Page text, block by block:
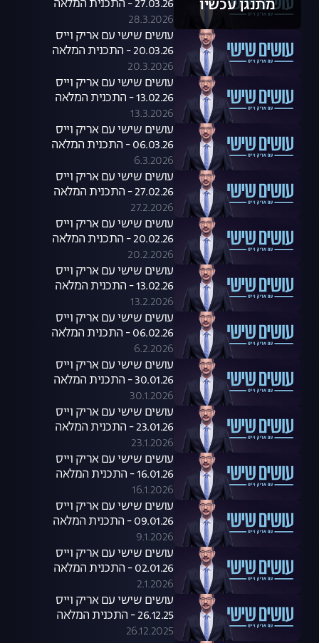
מתנגן עכשיו
27.03.26 - התכנית המלאה
28.3.2026
עושים שישי עם אריק וייס
20.03.26 - התכנית המלאה
20.3.2026
עושים שישי עם אריק וייס
13.02.26 - התכנית המלאה
13.3.2026
עושים שישי עם אריק וייס
06.03.26 - התכנית המלאה
6.3.2026
עושים שישי עם אריק וייס
27.02.26 - התכנית המלאה
27.2.2026
עושים שישי עם אריק וייס
20.02.26 - התכנית המלאה
20.2.2026
עושים שישי עם אריק וייס
13.02.26 - התכנית המלאה
13.2.2026
עושים שישי עם אריק וייס
06.02.26 - התכנית המלאה
6.2.2026
עושים שישי עם אריק וייס
30.01.26 - התכנית המלאה
30.1.2026
עושים שישי עם אריק וייס
23.01.26 - התכנית המלאה
23.1.2026
עושים שישי עם אריק וייס
16.01.26 - התכנית המלאה
16.1.2026
עושים שישי עם אריק וייס
09.01.26 - התכנית המלאה
9.1.2026
עושים שישי עם אריק וייס
02.01.26 - התכנית המלאה
2.1.2026
עושים שישי עם אריק וייס
26.12.25 - התכנית המלאה
26.12.2025